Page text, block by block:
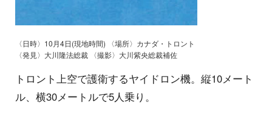
〈日時〉10月4日(現地時間) 〈場所〉カナダ・トロント
〈発見〉大川隆法総裁 〈撮影〉大川紫央総裁補佐
トロント上空で護衛するヤイドロン機。縦10メート
ル、横30メートルで5人乗り。